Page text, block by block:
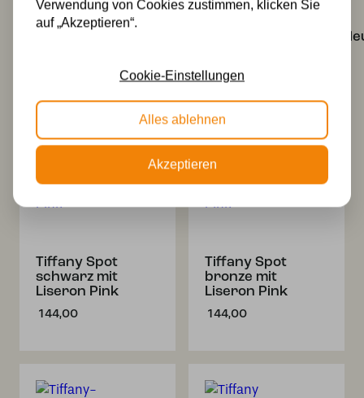
Tiffany Slim
Wandleuchte/
208,00
Tiffany Spot
schwarz mit
Liseron Pink
144,00
Tiffany Spot
bronze mit
Liseron Pink
144,00
Verwendung von Cookies zustimmen, klicken Sie
auf „Akzeptieren“.
Cookie-Einstellungen
Alles ablehnen
Akzeptieren